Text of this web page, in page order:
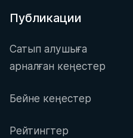
Публикации
Сатып алушыға
арналған кеңестер
Бейне кеңестер
Рейтингтер